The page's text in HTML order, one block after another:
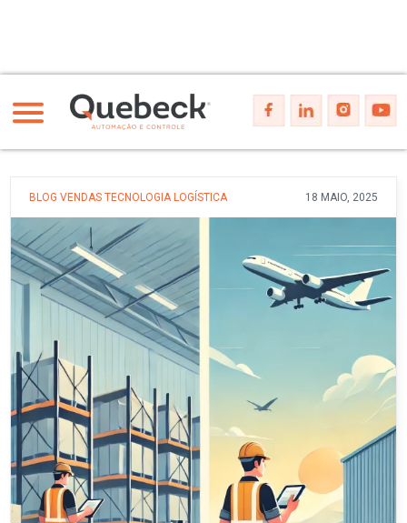
BLOG VENDAS TECNOLOGIA LOGÍSTICA 18 MAIO, 2025